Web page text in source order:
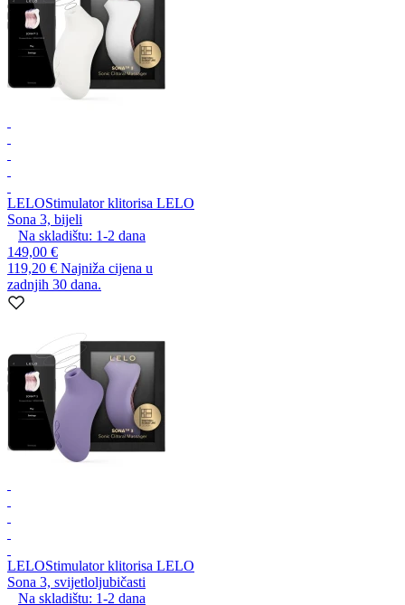
LELOStimulator klitorisa LELO
Sona 3, bijeli
Na skladištu: 1-2 dana
149,00 €
119,20 € Najniža cijena u
zadnjih 30 dana.
LELOStimulator klitorisa LELO
Sona 3, svijetloljubičasti
Na skladištu: 1-2 dana